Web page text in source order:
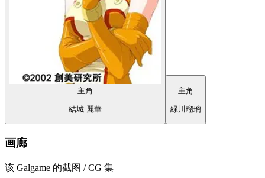
主角
結城 麗華